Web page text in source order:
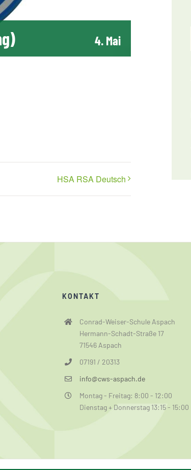
4. Mai
HSA RSA Deutsch
KONTAKT
Conrad-Weiser-Schule Aspach
Hermann-Schadt-Straße 17
71546 Aspach
07191 / 20313
info@cws-aspach.de
Montag - Freitag: 8:00 - 12:00
Dienstag + Donnerstag 13:15 - 15:00